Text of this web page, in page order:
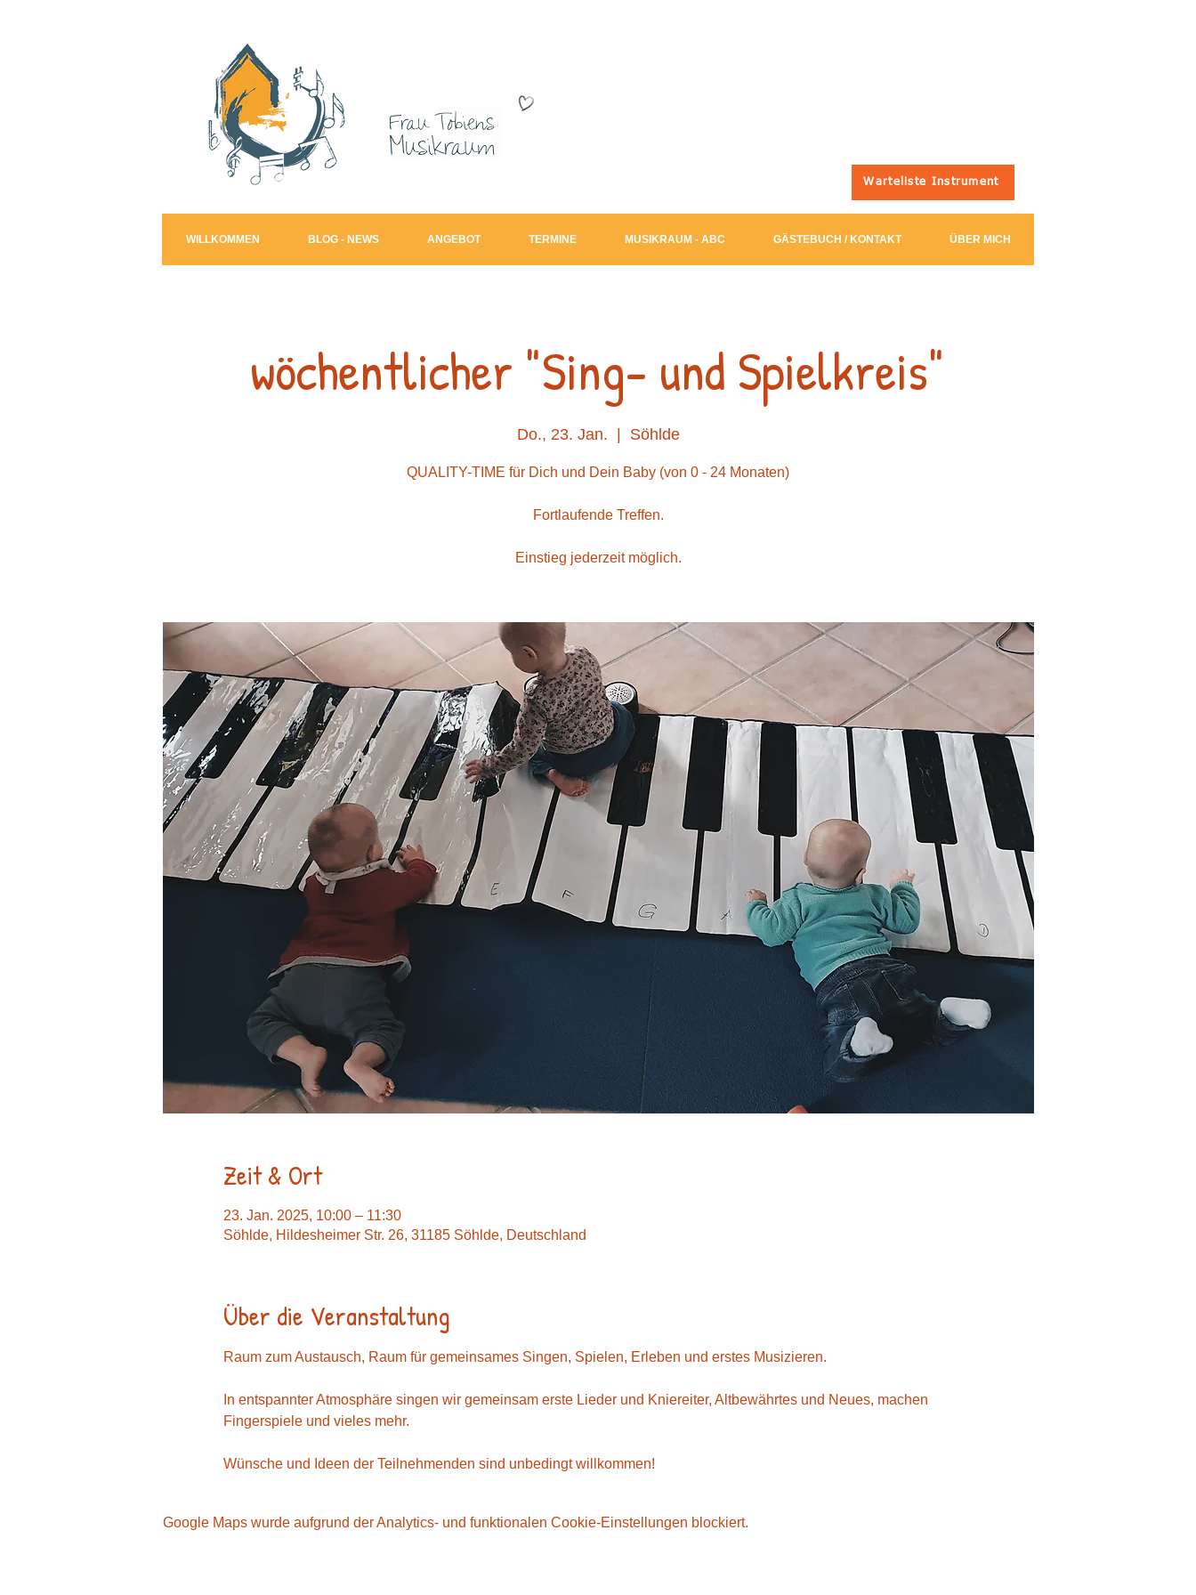
Warteliste Instrument
WILLKOMMEN BLOG - NEWS ANGEBOT TERMINE MUSIKRAUM - ABC GÄSTEBUCH / KONTAKT ÜBER MICH
wöchentlicher "Sing- und Spielkreis"
Do., 23. Jan. Söhlde
QUALITY-TIME für Dich und Dein Baby (von 0 - 24 Monaten)
Fortlaufende Treffen.
Einstieg jederzeit möglich.
Zeit & Ort
23. Jan. 2025, 10:00 – 11:30
Söhlde, Hildesheimer Str. 26, 31185 Söhlde, Deutschland
Über die Veranstaltung
Raum zum Austausch, Raum für gemeinsames Singen, Spielen, Erleben und erstes Musizieren.
In entspannter Atmosphäre singen wir gemeinsam erste Lieder und Kniereiter, Altbewährtes und Neues, machen
Fingerspiele und vieles mehr.
Wünsche und Ideen der Teilnehmenden sind unbedingt willkommen!
Google Maps wurde aufgrund der Analytics- und funktionalen Cookie-Einstellungen blockiert.